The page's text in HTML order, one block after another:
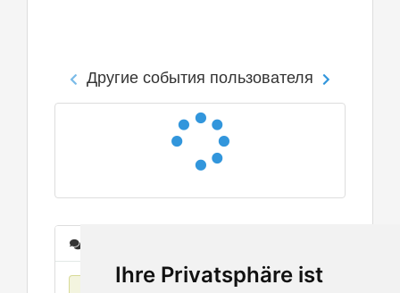
Ihre Privatsphäre ist
Другие события пользователя